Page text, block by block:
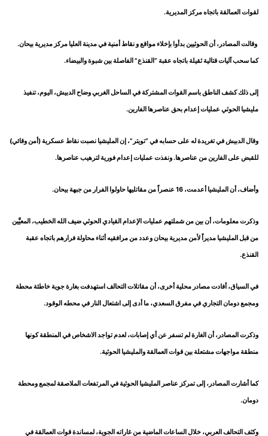
لقوات العمالقة باتجاه مركز المديرية.
وقالت المصادر، أن الحوثيين بدأوا بإخلاء مواقع و نقاط أمنية في مدينة العليا مركز مديرية بيحان.
كما سحب آليات قتالية ثقيلة باتجاه عقبة “القنذع” الفاصلة بين شبوة والبيضاء.
إلى ذلك كشف ‏الناطق باسم القوات المشتركة في الساحل الغربي وضاح الدبيش، اليوم، تنفيذ
مليشيا الحوثي عمليات إعدام بحق عناصرها الفارين.
وقال الدبيش في تغريدة له على حسابه في “تويتر”، إن المليشيا نصبت نقاط عسكرية (أمن وقائي)
للقبض على الفارين من عناصرها. ونفذت عمليات إعدام فورية لترهيب عناصرها.
وأضاف، أن المليشيا أعدمت، 16 عنصراً من مقاتليها حاولوا الفرار من جبهة بيحان.
وذكرت معلومات، أن بين من شملتهم عمليات الإعدام القيادي الحوثي ضيف الله الخطيب، المعيَّين
من قبل المليشيا مديراً لأمن مديرية بيحان وعدد من مرافقيه أثناء محاولة فرارهم باتجاه عقبة
القنذع.
في السياق، أفادت مصادر محلية أخرى، أن مقاتلات التحالف استهدفت بغارة جوية خاطئة محطة
ومجمع دومان التجاري في مفرق السعدي، ما أدى إلى اشتعال النار في محطه الوقود.
وذكرت المصادر، أن الغارة لم تسفر عن أي إصابات، لعدم تواجد الاشخاص في المنطقة كونها
منطقة مواجهات مشتعلة بين قوات العمالقة والمليشيا الحوثية.
كما أشارت المصادر، إلى تمركز عناصر المليشيا الحوثية في المرتفعات الملاصقة لمجمع ومحطة
دومان.
وكثف التحالف العربي، خلال الساعات الماضية من غاراته الجوية، لمساندة قوات العمالقة في